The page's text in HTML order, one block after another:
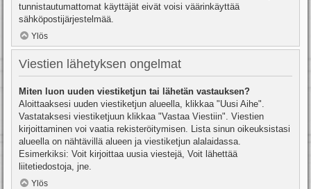
tunnistautumattomat käyttäjät eivät voisi väärinkäyttää
sähköpostijärjestelmää.
Ylös
Viestien lähetyksen ongelmat
Miten luon uuden viestiketjun tai lähetän vastauksen?
Aloittaaksesi uuden viestiketjun alueella, klikkaa "Uusi Aihe".
Vastataksesi viestiketjuun klikkaa "Vastaa Viestiin". Viestien
kirjoittaminen voi vaatia rekisteröitymisen. Lista sinun oikeuksistasi
alueella on nähtävillä alueen ja viestiketjun alalaidassa.
Esimerkiksi: Voit kirjoittaa uusia viestejä, Voit lähettää
liitetiedostoja, jne.
Ylös